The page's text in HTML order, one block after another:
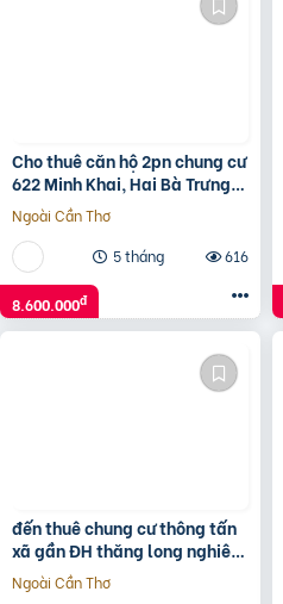
Cho thuê căn hộ 2pn chung cư
622 Minh Khai, Hai Bà Trưng.
Giá 8.x Triệu
Ngoài Cần Thơ
5 tháng
616
8.600.000đ
đến thuê chung cư thông tấn
xã gần ĐH thăng long nghiêm
xuân yêm
Ngoài Cần Thơ